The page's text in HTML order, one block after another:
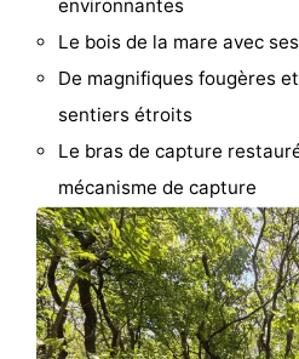
environnantes
Le bois de la mare avec
De magnifiques fougères
sentiers étroits
Le bras de capture
mécanisme de capture